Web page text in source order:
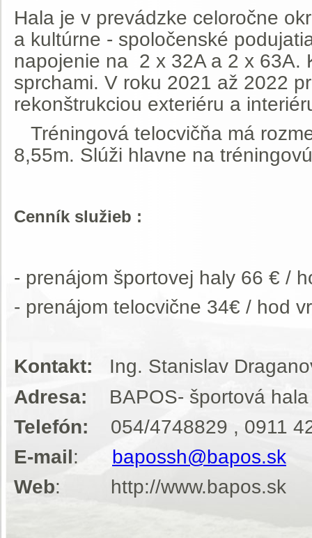
Hala je v prevádzke celoročne
a kultúrne - spoločenské
napojenie na 2 x 32A a 2 x 63A.
sprchami. V roku 2021 až 2022
rekonštrukciou exteriéru a
Tréningová telocvičňa má
8,55m. Slúži hlavne na
Cenník služieb :
- prenájom športovej haly 66 € /
- prenájom telocvične 34€ / hod
Kontakt: Ing. Stanislav
Adresa: BAPOS- športová hala
Telefón: 054/4748829 , 0911
E-mail: bapossh@bapos.sk
Web: http://www.bapos.sk